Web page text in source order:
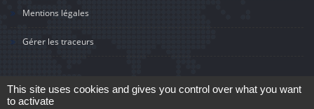
Mentions légales
Gérer les traceurs
This site uses cookies and gives you control over what you want
to activate